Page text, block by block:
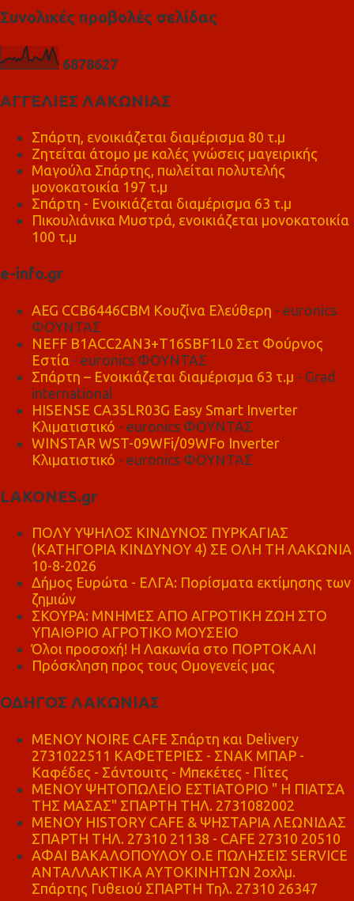
Συνολικές προβολές σελίδας
6878627
ΑΓΓΕΛΙΕΣ ΛΑΚΩΝΙΑΣ
Σπάρτη, ενοικιάζεται διαμέρισμα 80 τ.μ
Ζητείται άτομο με καλές γνώσεις μαγειρικής
Μαγούλα Σπάρτης, πωλείται πολυτελής
μονοκατοικία 197 τ.μ
Σπάρτη - Ενοικιάζεται διαμέρισμα 63 τ.μ
Πικουλιάνικα Μυστρά, ενοικιάζεται μονοκατοικία
100 τ.μ
e-info.gr
AEG CCB6446CBM Κουζίνα Ελεύθερη - euronics
ΦΟΥΝΤΑΣ
NEFF B1ACC2AN3+T16SBF1L0 Σετ Φούρνος
Εστία - euronics ΦΟΥΝΤΑΣ
Σπάρτη – Ενοικιάζεται διαμέρισμα 63 τ.μ - Grad
international
HISENSE CA35LR03G Easy Smart Inverter
Κλιματιστικό - euronics ΦΟΥΝΤΑΣ
WINSTAR WST-09WFi/09WFo Inverter
Κλιματιστικό - euronics ΦΟΥΝΤΑΣ
LAKONES.gr
ΠΟΛΥ ΥΨΗΛΟΣ ΚΙΝΔΥΝΟΣ ΠΥΡΚΑΓΙΑΣ
(ΚΑΤΗΓΟΡΙΑ ΚΙΝΔΥΝΟΥ 4) ΣΕ ΟΛΗ ΤΗ ΛΑΚΩΝΙΑ
10-8-2026
Δήμος Ευρώτα - ΕΛΓΑ: Πορίσματα εκτίμησης των
ζημιών
ΣΚΟΥΡΑ: ΜΝΗΜΕΣ ΑΠΟ ΑΓΡΟΤΙΚΗ ΖΩΗ ΣΤΟ
ΥΠΑΙΘΡΙΟ ΑΓΡΟΤΙΚΟ ΜΟΥΣΕΙΟ
Όλοι προσοχή! Η Λακωνία στο ΠΟΡΤΟΚΑΛΙ
Πρόσκληση προς τους Ομογενείς μας
ΟΔΗΓΟΣ ΛΑΚΩΝΙΑΣ
MENOY NOIRE CAFE Σπάρτη και Delivery
2731022511 ΚΑΦΕΤΕΡΙΕΣ - ΣΝΑΚ ΜΠΑΡ -
Καφέδες - Σάντουιτς - Μπεκέτες - Πίτες
ΜΕΝΟΥ ΨΗΤΟΠΩΛΕΙΟ ΕΣΤΙΑΤΟΡΙΟ " Η ΠΙΑΤΣΑ
ΤΗΣ ΜΑΣΑΣ" ΣΠΑΡΤΗ ΤΗΛ. 2731082002
ΜΕΝΟΥ HISTORY CAFE & ΨΗΣΤΑΡΙΑ ΛΕΩΝΙΔΑΣ
ΣΠΑΡΤΗ ΤΗΛ. 27310 21138 - CAFE 27310 20510
ΑΦΑΙ ΒΑΚΑΛΟΠΟΥΛΟΥ Ο.Ε ΠΩΛΗΣΕΙΣ SERVICE
ΑΝΤΑΛΛΑΚΤΙΚΑ ΑΥΤΟΚΙΝΗΤΩΝ 2οχλμ.
Σπάρτης Γυθειού ΣΠΑΡΤΗ Τηλ. 27310 26347